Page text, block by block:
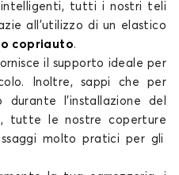
tutti i nostri teli
all'utilizzo di un elastico
copriauto.
il supporto ideale per
Inoltre, sappi che per
l'installazione del
, tutte le nostrecoperture
molto pratici per gli